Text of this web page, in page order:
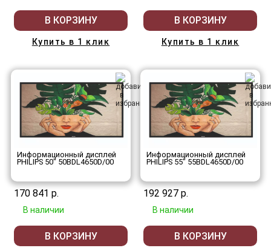
В КОРЗИНУ
Купить в 1 клик
В КОРЗИНУ
Купить в 1 клик
Информационный дисплей
PHILIPS 50" 50BDL4650D/00
170 841 р.
В наличии
В КОРЗИНУ
Информационный дисплей
PHILIPS 55" 55BDL4650D/00
192 927 р.
В наличии
В КОРЗИНУ